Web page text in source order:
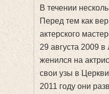
В течении
Перед тем как
актерского
29 августа 2009
женился на
свои узы в
2011 году они